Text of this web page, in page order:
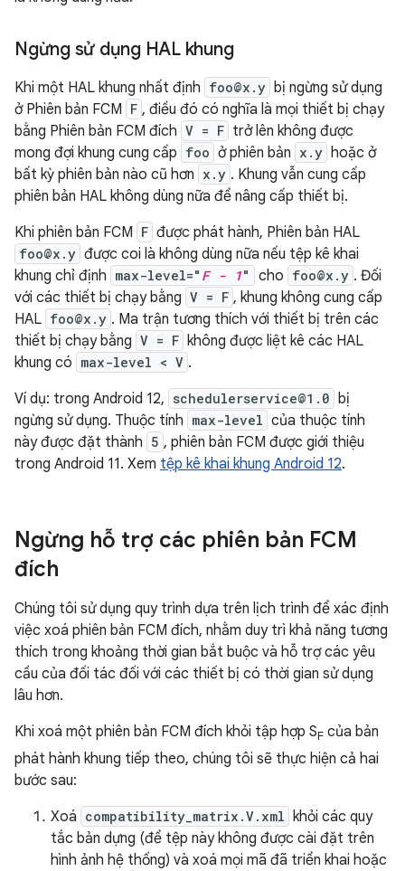
Ngừng sử dụng HAL khung
Khi một HAL khung nhất định foo@x.y bị ngừng sử dụng
ở Phiên bản FCM F , điều đó có nghĩa là mọi thiết bị chạy
bằng Phiên bản FCM đích V = F trở lên không được
mong đợi khung cung cấp foo ở phiên bản x.y hoặc ở
bất kỳ phiên bản nào cũ hơn x.y . Khung vẫn cung cấp
phiên bản HAL không dùng nữa để nâng cấp thiết bị.
Khi phiên bản FCM F được phát hành, Phiên bản HAL
foo@x.y được coi là không dùng nữa nếu tệp kê khai
khung chỉ định max-level=" F - 1" cho foo@x.y . Đối
với các thiết bị chạy bằng V = F , khung không cung cấp
HAL foo@x.y . Ma trận tương thích với thiết bị trên các
thiết bị chạy bằng V = F không được liệt kê các HAL
khung có max-level < V .
Ví dụ: trong Android 12, schedulerservice@1.0 bị
ngừng sử dụng. Thuộc tính max-level của thuộc tính
này được đặt thành 5 , phiên bản FCM được giới thiệu
trong Android 11. Xem tệp kê khai khung Android 12.
Ngừng hỗ trợ các phiên bản FCM
đích
Chúng tôi sử dụng quy trình dựa trên lịch trình để xác định
việc xoá phiên bản FCM đích, nhằm duy trì khả năng tương
thích trong khoảng thời gian bắt buộc và hỗ trợ các yêu
cầu của đối tác đối với các thiết bị có thời gian sử dụng
lâu hơn.
Khi xoá một phiên bản FCM đích khỏi tập hợp SF của bản
phát hành khung tiếp theo, chúng tôi sẽ thực hiện cả hai
bước sau:
Xoá compatibility_matrix.V.xml
khỏi các quy
tắc bản dựng (để tệp này không được cài đặt trên
hình ảnh hệ thống) và xoá mọi mã đã triển khai hoặc